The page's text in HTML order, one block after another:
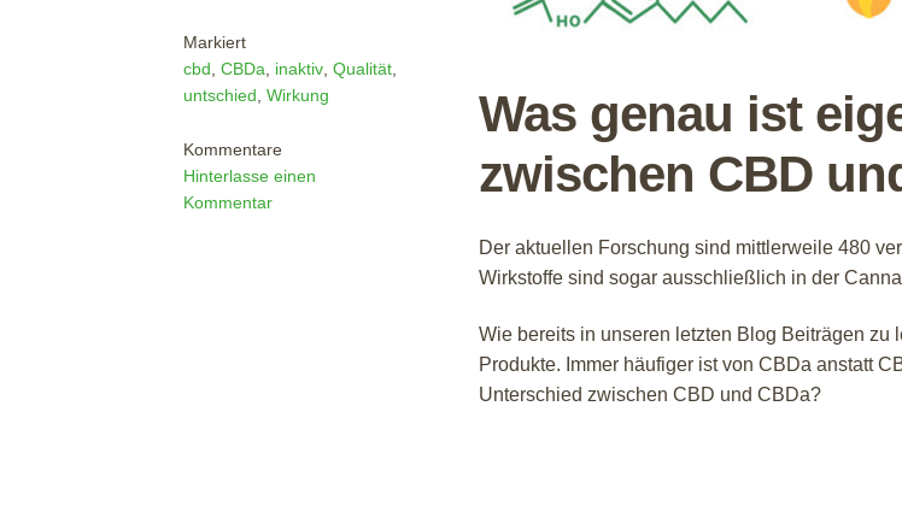
Markiert
cbd,CBDa, inaktiv,Qualität,
untschied,Wirkung
Kommentare
Hinterlasse einen
Kommentar
Was genau ist
zwischen CBD
Der aktuellen Forschung sind mittlerweile 480
Wirkstoffe sind sogar ausschließlich in der
Wie bereits in unseren letzten Blog Beiträgen zu
Produkte. Immer häufiger ist von CBDa anstatt
Unterschied zwischen CBD und CBDa?